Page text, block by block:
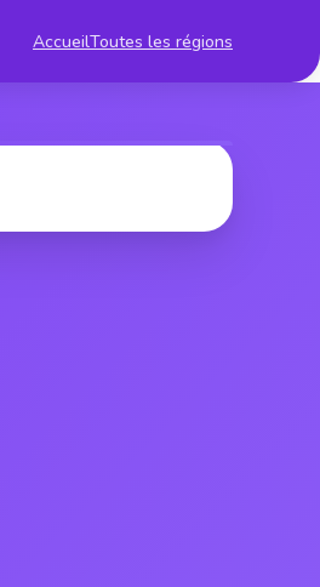
AccueilToutes les régions